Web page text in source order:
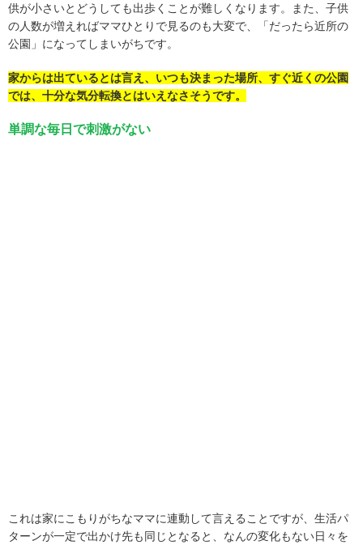
供が小さいとどうしても出歩くことが難しくなります。また、子供
の人数が増えればママひとりで見るのも大変で、「だったら近所の
公園」になってしまいがちです。
家からは出ているとは言え、いつも決まった場所、すぐ近くの公園
では、十分な気分転換とはいえなさそうです。
単調な毎日で刺激がない
これは家にこもりがちなママに連動して言えることですが、生活パ
ターンが一定で出かけ先も同じとなると、なんの変化もない日々を